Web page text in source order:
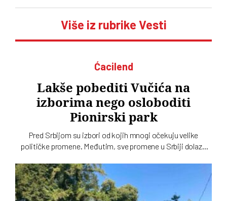
Više iz rubrike Vesti
Ćacilend
Lakše pobediti Vučića na
izborima nego osloboditi
Pionirski park
Pred Srbijom su izbori od kojih mnogi očekuju velike
političke promene. Međutim, sve promene u Srbiji dolaze
„Ćacilend” još uvek okupira Pionirski